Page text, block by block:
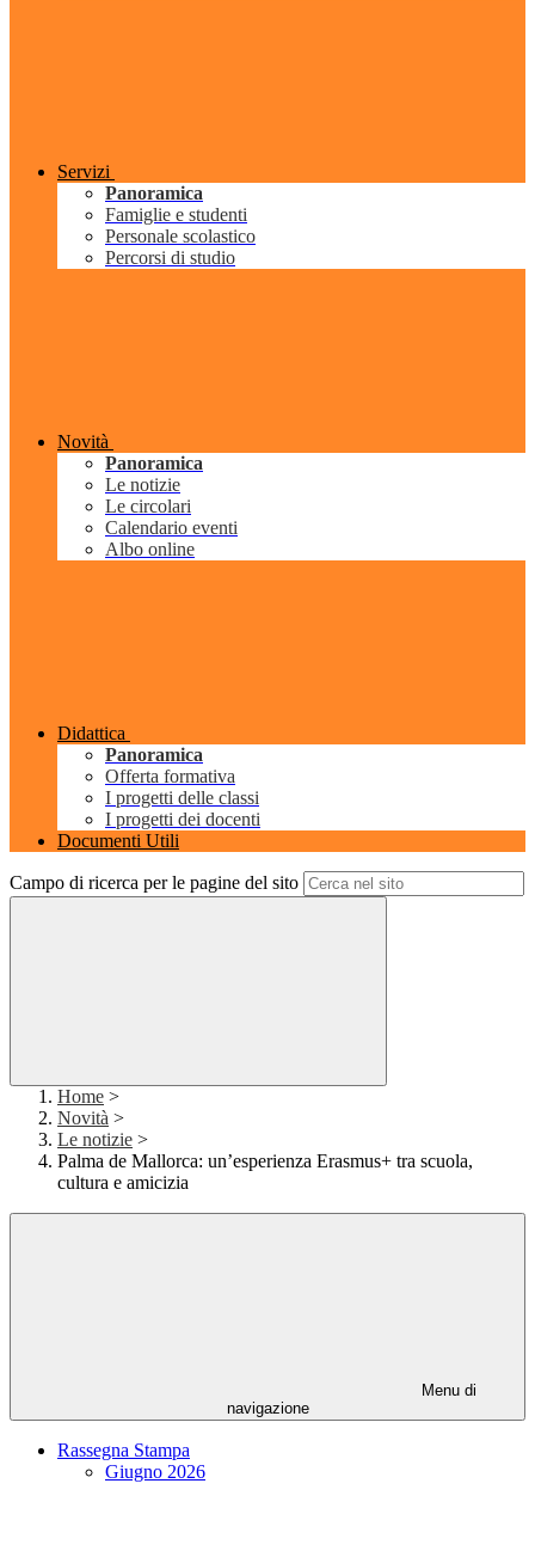
Servizi
Panoramica
Famiglie e studenti
Personale scolastico
Percorsi di studio
Novità
Panoramica
Le notizie
Le circolari
Calendario eventi
Albo online
Didattica
Panoramica
Offerta formativa
I progetti delle classi
I progetti dei docenti
Documenti Utili
Campo di ricerca per le pagine del sito
Home >
Novità >
Le notizie >
Palma de Mallorca: un’esperienza Erasmus+ tra scuola,
cultura e amicizia
Menu di
navigazione
Rassegna Stampa
Giugno 2026